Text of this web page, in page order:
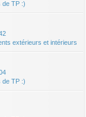
de TP :)
extérieurs et intérieurs
de TP :)